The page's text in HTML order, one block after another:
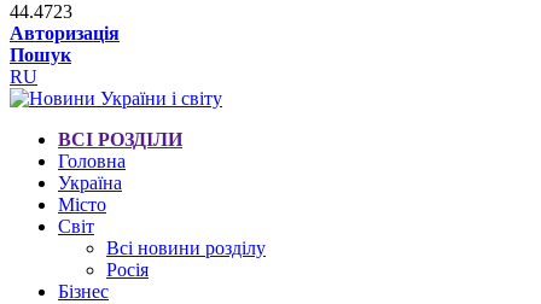
44.4723
Авторизація
Пошук
RU
ВСІ РОЗДІЛИ
Головна
Україна
Місто
Світ
Всі новини розділу
Росія
Бізнес